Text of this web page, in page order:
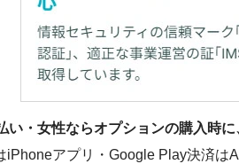
い・女性ならオプションの購入時
iPhoneアプリ・Google Play決済は